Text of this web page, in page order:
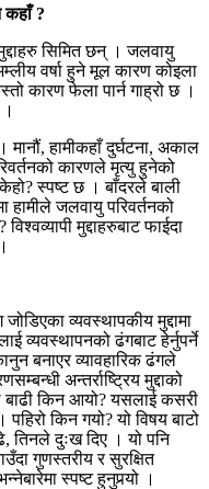
कहाँ ?
सिमित छन् । जलवायु
वर्षा हुने मूल कारण कोइला
कारण फेला पार्न गाह्रो छ ।
। मानौं, हामीकहाँ दुर्घटना, अकाल
कारणले मृत्यु हुनेको
स्पष्ट छ । बाँदरले बाली
हामीले जलवायु परिवर्तनको
मुद्दाहरुबाट फाईदा
जोडिएका व्यवस्थापकीय मुद्दामा
व्यवस्थापनको ढंगबाट हेर्नुपर्ने
बनाएर व्यावहारिक ढंगले
अन्तर्राष्ट्रिय मुद्दाको
बाढी किन आयो? यसलाई कसरी
किन गयो? यो विषय बाटो
तिनले दुःख दिए । यो पनि
गुणस्तरीय र सुरक्षित
स्पष्ट हुनुपर्‍यो ।